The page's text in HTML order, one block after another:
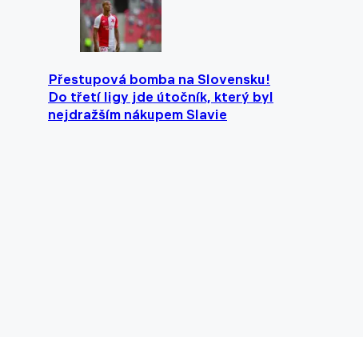
Přestupová bomba na Slovensku!
Do třetí ligy jde útočník, který byl
nejdražším nákupem Slavie